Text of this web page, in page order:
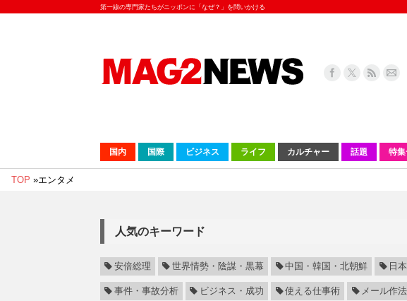
第一線の専門家たちがニッポンに「なぜ？」を問いかける
国内 国際 ビジネス ライフ カルチャー 話題 特
TOP »エンタメ
人気のキーワード
安倍総理 世界情勢・陰謀・黒幕 中国・韓国・北朝鮮 日
事件・事故分析 ビジネス・成功 使える仕事術 メール作法